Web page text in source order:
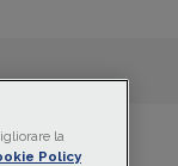
+la
Policy